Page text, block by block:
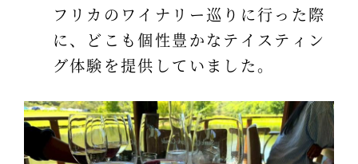
フリカのワイナリー巡りに行った際
に、どこも個性豊かなテイスティン
グ体験を提供していました。